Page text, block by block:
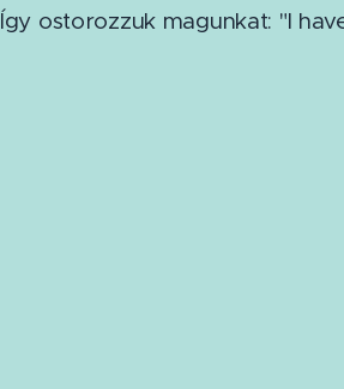
Így ostorozzuk magunkat: "I